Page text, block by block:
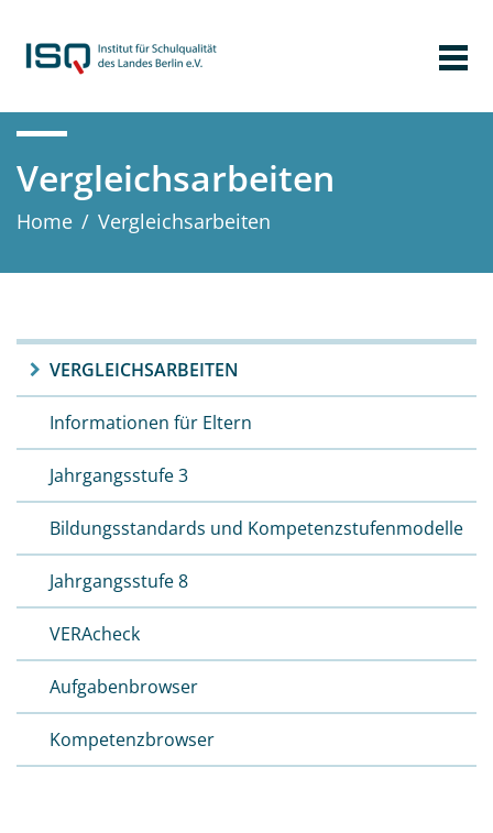
Vergleichs­arbeiten
Home / Vergleichs­arbeiten
VERGLEICHS­ARBEITEN
Informationen für Eltern
Jahrgangsstufe 3
Bildungs­standards und Kompetenz­stufen­modelle
Jahrgangsstufe 8
VERAcheck
Aufgabenbrowser
Kompetenzbrowser